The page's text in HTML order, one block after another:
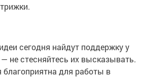
сегодня найдут поддержку у
не стесняйтесь их высказывать.
для работы в